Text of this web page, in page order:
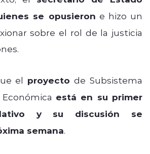
se opusieron e hizo un
sobre el rol de la justicia
el proyecto de Subsistema
está en su primer
y su discusión se
semana.